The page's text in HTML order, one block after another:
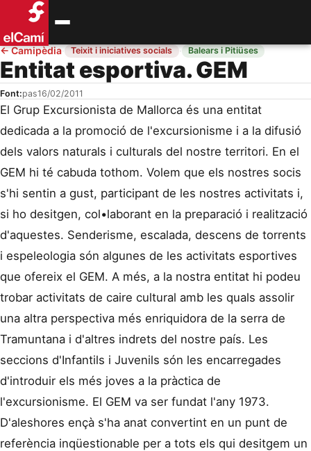
←Camipèdia· Teixit i iniciatives socials · Balears i Pitiüses
Entitat esportiva. GEM
Font:pas16/02/2011
El Grup Excursionista de Mallorca és una entitat
dedicada a la promoció de l'excursionisme i a la difusió
dels valors naturals i culturals del nostre territori. En el
GEM hi té cabuda tothom. Volem que els nostres socis
s'hi sentin a gust, participant de les nostres activitats i,
si ho desitgen, col•laborant en la preparació i realització
d'aquestes. Senderisme, escalada, descens de torrents
i espeleologia són algunes de les activitats esportives
que ofereix el GEM. A més, a la nostra entitat hi podeu
trobar activitats de caire cultural amb les quals assolir
una altra perspectiva més enriquidora de la serra de
Tramuntana i d'altres indrets del nostre país. Les
seccions d'Infantils i Juvenils són les encarregades
d'introduir els més joves a la pràctica de
l'excursionisme. El GEM va ser fundat l'any 1973.
D'aleshores ençà s'ha anat convertint en un punt de
referència inqüestionable per a tots els qui desitgem un